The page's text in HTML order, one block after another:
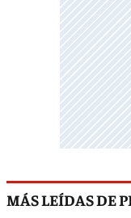
MÁS LEÍDAS DE